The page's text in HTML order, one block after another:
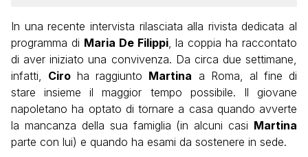
In una recente intervista rilasciata alla rivista dedicata al
programma di Maria De Filippi, la coppia ha raccontato
di aver iniziato una convivenza. Da circa due settimane,
infatti, Ciro ha raggiunto Martina a Roma, al fine di
stare insieme il maggior tempo possibile. Il giovane
napoletano ha optato di tornare a casa quando avverte
la mancanza della sua famiglia (in alcuni casi Martina
parte con lui) e quando ha esami da sostenere in sede.